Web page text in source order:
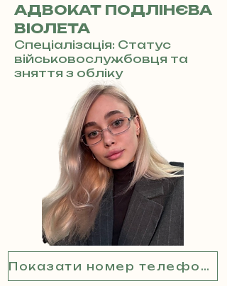
АДВОКАТ ПОДЛІНЄВА
ВІОЛЕТА
Спеціалізація: Статус
військовослужбовця та
зняття з обліку
Показати номер телефону